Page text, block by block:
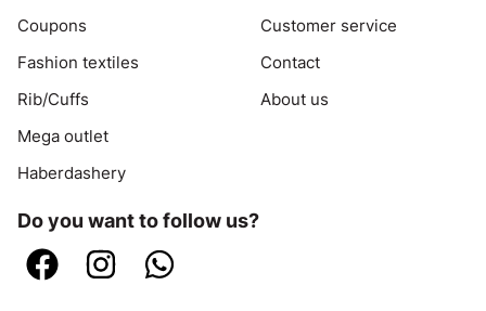
Coupons
Fashion textiles
Rib/Cuffs
Mega outlet
Haberdashery
Customer service
Contact
About us
Do you want to follow us?